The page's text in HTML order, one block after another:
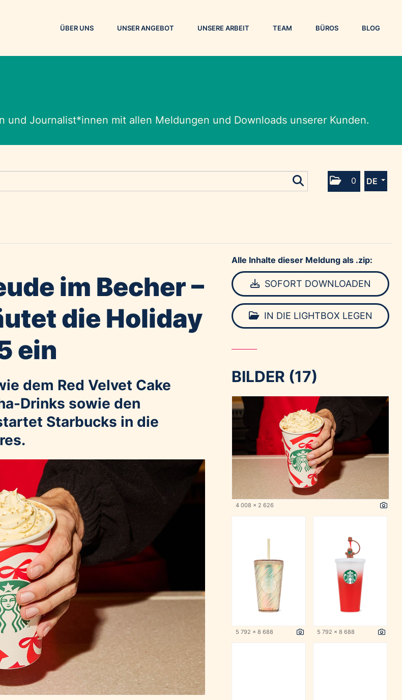
ÜBER UNS UNSER ANGEBOT UNSERE ARBEIT TEAM BÜROS BLOG
Journalist*innen mit allen Meldungen und Downloads unserer Kunden.
0 DE
im Becher –
die Holiday
ein
dem Red Velvet Cake
Drinks sowie den
Starbucks in die
Alle Inhalte dieser Meldung als .zip:
SOFORT DOWNLOADEN
IN DIE LIGHTBOX LEGEN
BILDER (17)
4 008 x 2 626
5 792 x 8 688 5 792 x 8 688